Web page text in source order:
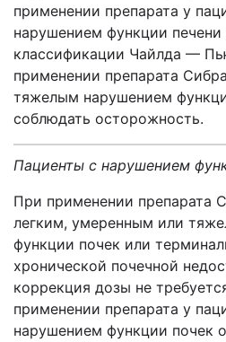
применении препарата у
нарушением функции печени
классификации Чайлда —
применении препарата
тяжелым нарушением
соблюдать осторожность.
Пациенты с нарушением
При применении препарата
легким, умеренным или
функции почек или
хронической почечной
коррекция дозы не
применении препарата у
нарушением функции почек